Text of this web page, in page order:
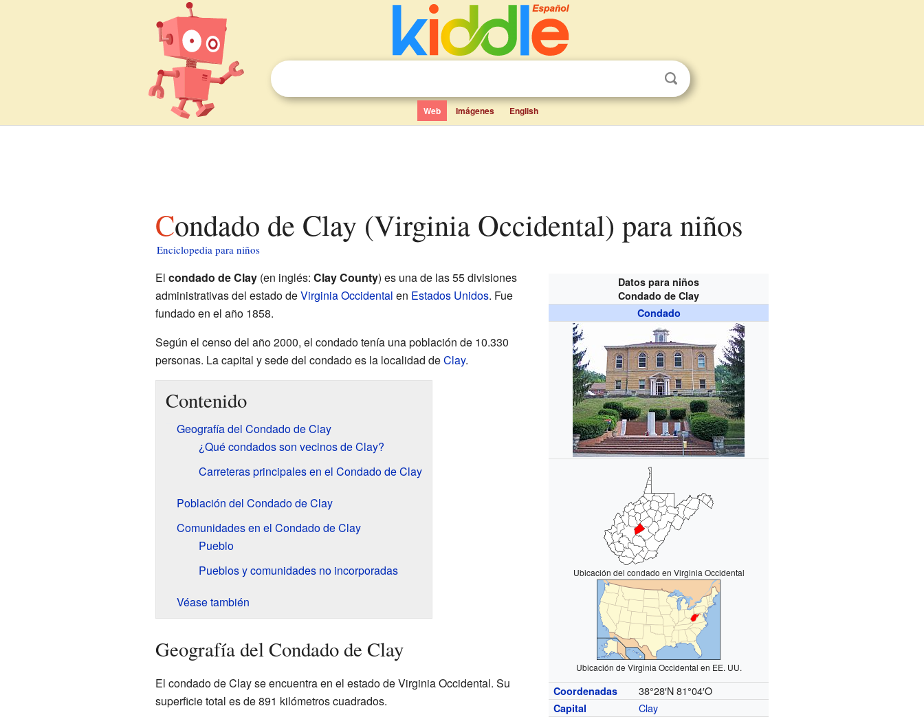
Web Imágenes English
Condado de Clay (Virginia Occidental) para niños
Enciclopedia para niños
Datos para niños
Condado de Clay
Condado
Ubicación del condado en Virginia Occidental
Ubicación de Virginia Occidental en EE. UU.
Coordenadas 38°28′N 81°04′O
Capital Clay
El condado de Clay(en inglés: Clay County) es una de las 55 divisiones
administrativas del estado deVirginia Occidental en Estados Unidos. Fue
fundado en el año 1858.
Según el censo del año 2000, el condado tenía una población de 10.330
personas. La capital y sede del condado es la localidad deClay.
Contenido
Geografía del Condado de Clay
¿Qué condados son vecinos de Clay?
Carreteras principales en el Condado de Clay
Población del Condado de Clay
Comunidades en el Condado de Clay
Pueblo
Pueblos y comunidades no incorporadas
Véase también
Geografía del Condado de Clay
El condado de Clay se encuentra en el estado de Virginia Occidental. Su
superficie total es de 891 kilómetros cuadrados.